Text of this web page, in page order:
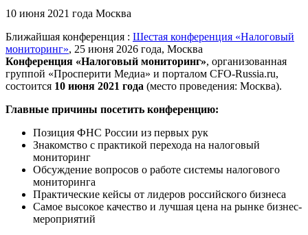
10 июня 2021 года Москва
Ближайшая конференция : Шестая конференция «Налоговый
мониторинг», 25 июня 2026 года, Москва
Конференция «Налоговый мониторинг», организованная
группой «Просперити Медиа» и порталом CFO-Russia.ru,
состоится 10 июня 2021 года (место проведения: Москва).
Главные причины посетить конференцию:
Позиция ФНС России из первых рук
Знакомство с практикой перехода на налоговый
мониторинг
Обсуждение вопросов о работе системы налогового
мониторинга
Практические кейсы от лидеров российского бизнеса
Самое высокое качество и лучшая цена на рынке бизнес-
мероприятий